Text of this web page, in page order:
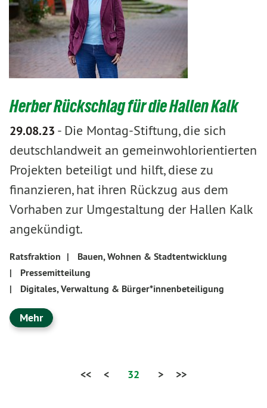
Herber Rückschlag für die Hallen Kalk
29.08.23 - Die Montag-Stiftung, die sich
deutschlandweit an gemeinwohlorientierten
Projekten beteiligt und hilft, diese zu
finanzieren, hat ihren Rückzug aus dem
Vorhaben zur Umgestaltung der Hallen Kalk
angekündigt.
Ratsfraktion |
Bauen, Wohnen & Stadtentwicklung
|
Pressemitteilung
|
Digitales, Verwaltung & Bürger*innenbeteiligung
Mehr
<< < 32 > >>